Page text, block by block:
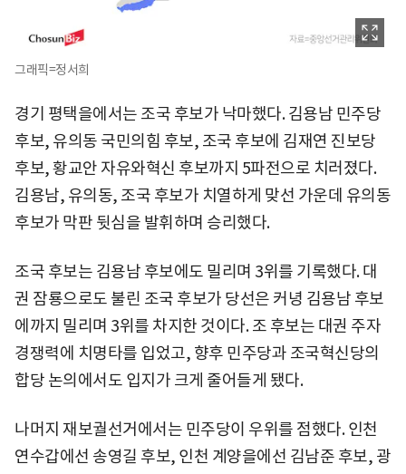
그래픽=정서희
경기 평택을에서는 조국 후보가 낙마했다. 김용남 민주당
후보, 유의동 국민의힘 후보, 조국 후보에 김재연 진보당
후보, 황교안 자유와혁신 후보까지 5파전으로 치러졌다.
김용남, 유의동, 조국 후보가 치열하게 맞선 가운데 유의동
후보가 막판 뒷심을 발휘하며 승리했다.
조국 후보는 김용남 후보에도 밀리며 3위를 기록했다. 대
권 잠룡으로도 불린 조국 후보가 당선은 커녕 김용남 후보
에까지 밀리며 3위를 차지한 것이다. 조 후보는 대권 주자
경쟁력에 치명타를 입었고, 향후 민주당과 조국혁신당의
합당 논의에서도 입지가 크게 줄어들게 됐다.
나머지 재보궐선거에서는 민주당이 우위를 점했다. 인천
연수갑에선 송영길 후보, 인천 계양을에선 김남준 후보, 광